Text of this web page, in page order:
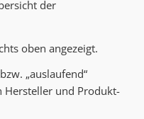
der
oben angezeigt.
„auslaufend“
Hersteller und Produkt-